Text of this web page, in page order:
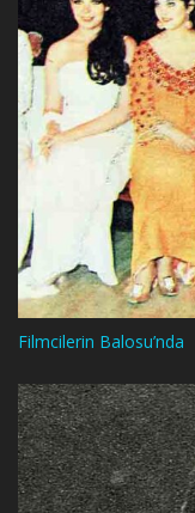
Filmcilerin Balosu’nda